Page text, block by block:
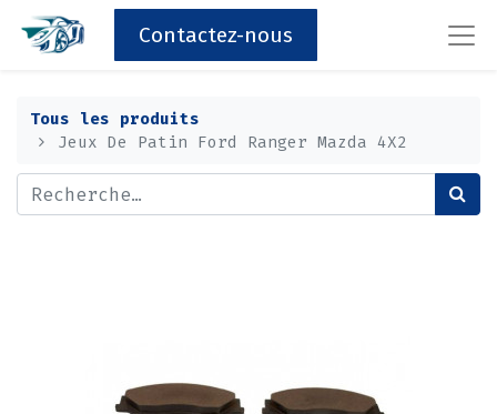
Contactez-nous
Tous les produits
Jeux De Patin Ford Ranger Mazda 4X2